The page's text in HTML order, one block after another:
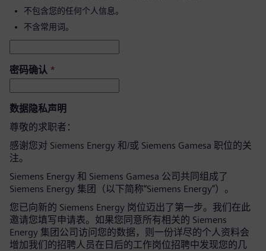
不包含您的任何个人信息。
不含常用词。
密码确认 *
数据隐私声明
尊敬的求职者：
感谢您对 Siemens Energy 和/或 Siemens Gamesa 职位的关
注。
Siemens Energy 和 Siemens Gamesa 公司共同组成了
Siemens Energy 集团（以下简称“Siemens Energy”）。
您已向新的 Siemens Energy 岗位迈出了第一步。我们在此
邀请您填写申请表。如果您同意所有相关的 Siemens
Energy 集团公司访问您的数据，则一份详尽的个人资料会
增加我们的招聘人员在日后的工作岗位招聘中发现您的几